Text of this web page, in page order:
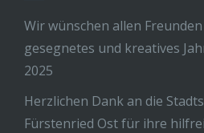
Wir wünschen allen
gesegnetes und kreatives
2025
Herzlichen Dank an die
Fürstenried Ost für ihre